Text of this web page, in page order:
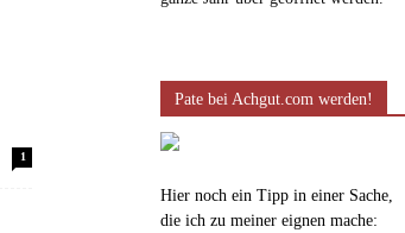
1
Pate bei Achgut.com werden!
Hier noch ein Tipp in einer Sache,
die ich zu meiner eignen mache: